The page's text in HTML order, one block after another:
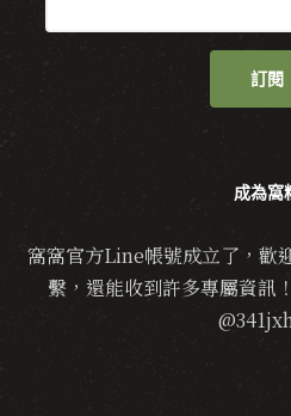
訂閱
成為窩
窩窩官方Line帳號成立了，歡
繫，還能收到許多專屬資訊！